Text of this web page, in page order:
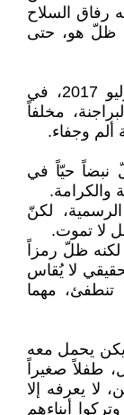
رفاق السلاح
ظلّ هو، حتى
توفي محمد نمر غضبان في 23 تموز/يوليو 2017، في
مخلفاً
وجفاء.
نبضاً حيّاً في
لكنّ
لا تموت.
ظلّ رمزاً
لا يُقاس
تنطفئ، مهما
يحمل معه
طفلاً صغيراً
لا يعرفه إلا
أبناءهم